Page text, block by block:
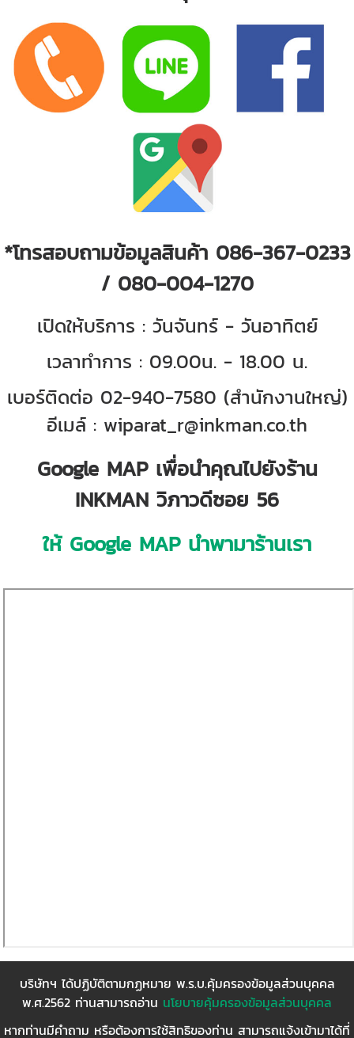
*โทรสอบถามข้อมูลสินค้า 086-367-0233
/ 080-004-1270
เปิดให้บริการ : วันจันทร์ - วันอาทิตย์
เวลาทำการ : 09.00น. - 18.00 น.
เบอร์ติดต่อ 02-940-7580 (สำนักงานใหญ่)
อีเมล์ : wiparat_r@inkman.co.th
Google MAP เพื่อนำคุณไปยังร้าน
INKMAN วิภาวดีซอย 56
ให้ Google MAP นำพามาร้านเรา
บริษัทฯ ได้ปฏิบัติตามกฏหมาย พ.ร.บ.คุ้มครองข้อมูลส่วนบุคคล
พ.ศ.2562 ท่านสามารถอ่าน นโยบายคุ้มครองข้อมูลส่วนบุคคล
หากท่านมีคำถาม หรือต้องการใช้สิทธิของท่าน สามารถแจ้งเข้ามาได้ที่